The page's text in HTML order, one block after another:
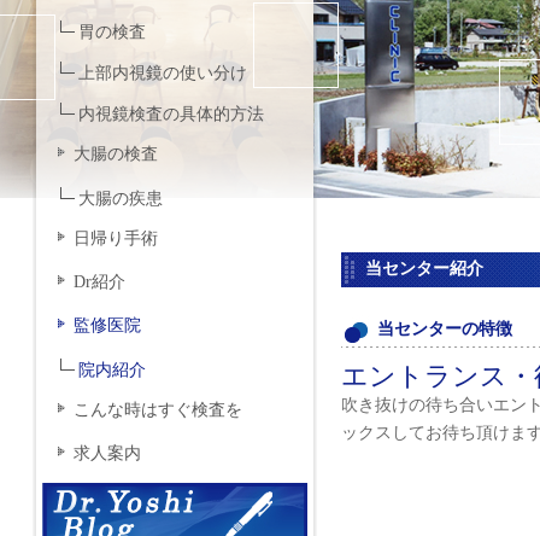
当センター紹介
当センターの特徴
エントランス・
吹き抜けの待ち合いエン
ックスしてお待ち頂けま
胃の検査
上部内視鏡の使い分け
内視鏡検査の具体的方法
大腸の検査
大腸の疾患
日帰り手術
Dr紹介
監修医院
院内紹介
こんな時はすぐ検査を
求人案内